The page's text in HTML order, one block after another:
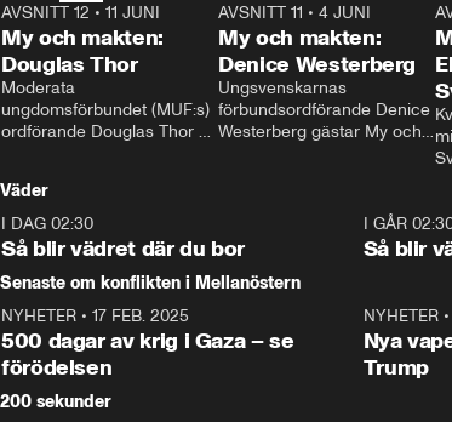
26:27
AVSNITT 12 • 11 JUNI
My och makten:
Douglas Thor
Moderata
ungdomsförbundet (MUF:s)
ordförande Douglas Thor
tonårsutvisningarna och hur
Moderaterna ska locka
väljare till valet i höst.
23:40
AVSNITT 11 •4 JUNI
My och makten:
Denice Westerberg
Ungsvenskarnas
förbundsordförande Denice
Westerberg gästar My och
Väder
I DAG 02:30
Så blir vädret där du bor
I GÅR
Så blir
Senaste om konflikten i Mellanöstern
NYHETER • 17 FEB. 2025
500 dagar av krig i Gaza – se
förödelsen
NYHETER•
Nya
Trump
200 sekunder